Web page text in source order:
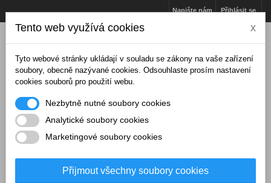
Přihlásit se
Napište nám
Tento web využívá cookies x
Tyto webové stránky ukládají v souladu se zákony na vaše zařízení
soubory, obecně nazývané cookies. Odsouhlaste prosím nastavení
cookies souborů pro použití webu.
Nezbytně nutné soubory cookies
Analytické soubory cookies
Marketingové soubory cookies
Přijmout všechny soubory cookies